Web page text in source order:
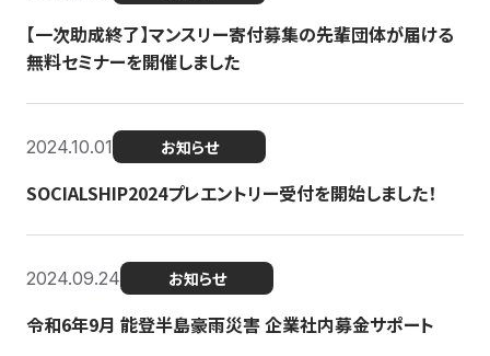
【一次助成終了】マンスリー寄付募集の先輩団体が届ける
無料セミナーを開催しました
2024.10.01 お知らせ
SOCIALSHIP2024プレエントリー受付を開始しました！
2024.09.24 お知らせ
令和6年9月 能登半島豪雨災害 企業社内募金サポート